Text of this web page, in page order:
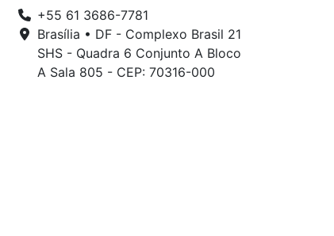
+55 61 3686-7781
Brasília • DF - Complexo Brasil 21
SHS - Quadra 6 Conjunto A Bloco
A Sala 805 - CEP: 70316-000